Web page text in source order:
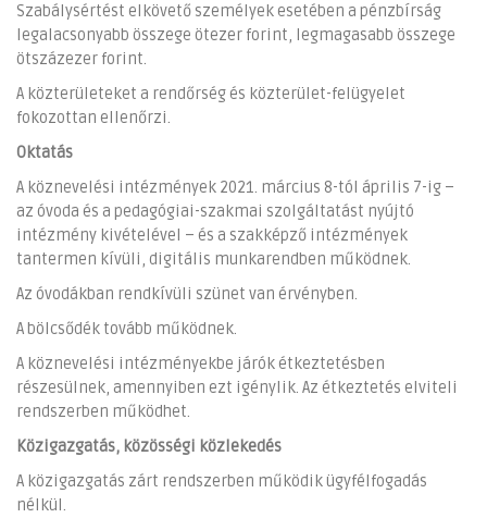
Szabálysértést elkövető személyek esetében a pénzbírság
legalacsonyabb összege ötezer forint, legmagasabb összege
ötszázezer forint.
A közterületeket a rendőrség és közterület-felügyelet
fokozottan ellenőrzi.
Oktatás
A köznevelési intézmények 2021. március 8-tól április 7-ig –
az óvoda és a pedagógiai-szakmai szolgáltatást nyújtó
intézmény kivételével – és a szakképző intézmények
tantermen kívüli, digitális munkarendben működnek.
Az óvodákban rendkívüli szünet van érvényben.
A bölcsődék tovább működnek.
A köznevelési intézményekbe járók étkeztetésben
részesülnek, amennyiben ezt igénylik. Az étkeztetés elviteli
rendszerben működhet.
Közigazgatás, közösségi közlekedés
A közigazgatás zárt rendszerben működik ügyfélfogadás
nélkül.